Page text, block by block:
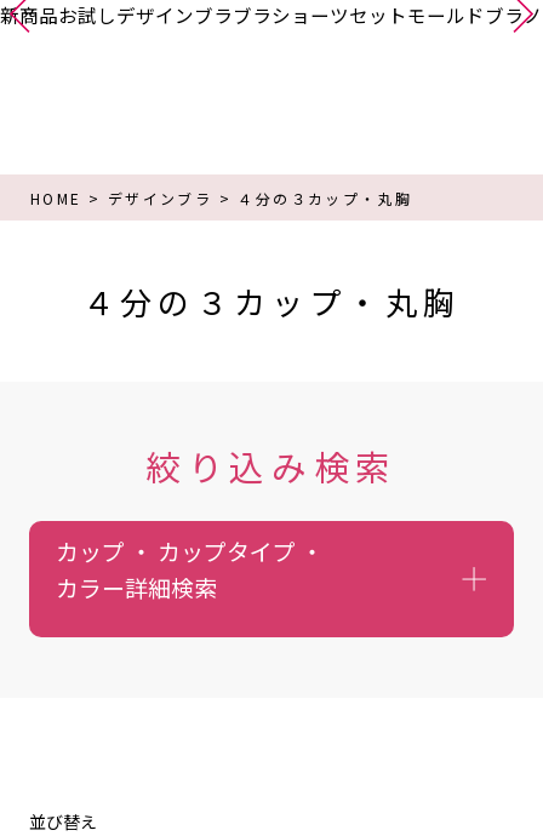
新商品お試しデザインブラブラショーツセットモールドブラ
HOME デザインブラ ４分の３カップ・丸胸
４分の３カップ・丸胸
絞り込み検索
カップ ・ カップタイプ ・
カラー詳細検索
並び替え